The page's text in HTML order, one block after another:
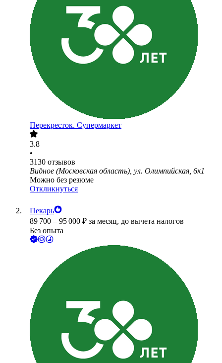
Перекресток. Супермаркет
3.8
•
3130 отзывов
Видное (Московская область), ул. Олимпийская, 6к1
Можно без резюме
Откликнуться
Пекарь
89 700 – 95 000 ₽ за месяц, до вычета налогов
Без опыта